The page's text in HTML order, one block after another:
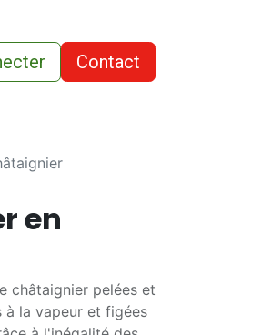
Contact
en
châtaignier pelées et
à la vapeur et figées